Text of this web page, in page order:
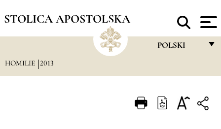
STOLICA APOSTOLSKA
POLSKI
ITALIANO
HOMILIE 2013